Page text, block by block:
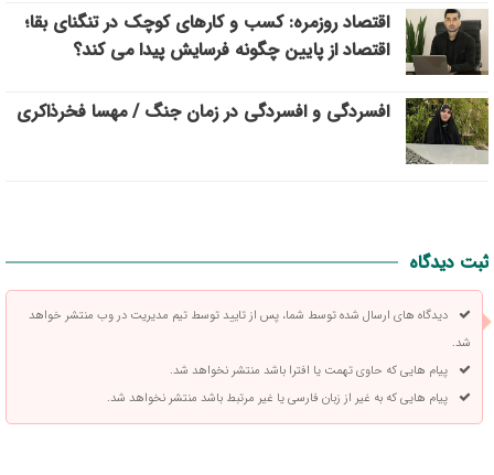
اقتصاد روزمره: کسب‌ و کارهای کوچک در تنگنای بقا؛
اقتصاد از پایین چگونه فرسایش پیدا می کند؟
افسردگی و افسردگی در زمان جنگ / مهسا فخرذاکری
ثبت دیدگاه
دیدگاه های ارسال شده توسط شما، پس از تایید توسط تیم مدیریت در وب منتشر خواهد
شد.
پیام هایی که حاوی تهمت یا افترا باشد منتشر نخواهد شد.
پیام هایی که به غیر از زبان فارسی یا غیر مرتبط باشد منتشر نخواهد شد.